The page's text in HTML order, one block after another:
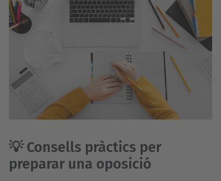
💡 Consells pràctics per
preparar una oposició